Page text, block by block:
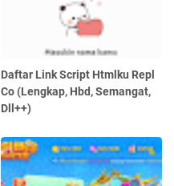
Daftar Link Script Htmlku Repl
Co (Lengkap, Hbd, Semangat,
Dll++)